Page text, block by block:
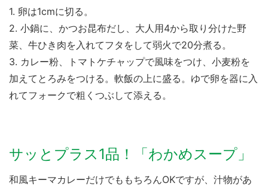
1. 卵は1cmに切る。
2. 小鍋に、かつお昆布だし、大人用4から取り分けた野
菜、牛ひき肉を入れてフタをして弱火で20分煮る。
3. カレー粉、トマトケチャップで風味をつけ、小麦粉を
加えてとろみをつける。軟飯の上に盛る。ゆで卵を器に入
れてフォークで粗くつぶして添える。
サッとプラス1品！「わかめスープ」
和風キーマカレーだけでももちろんOKですが、汁物があ